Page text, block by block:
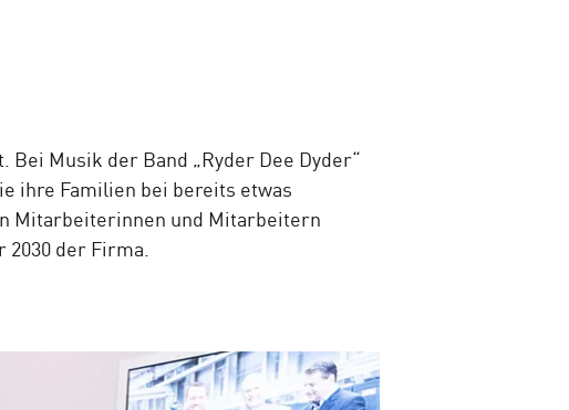
Musik der Band „Ryder Dee Dyder“
ihre Familien bei bereits etwas
Mitarbeiterinnen und Mitarbeitern
2030 der Firma.